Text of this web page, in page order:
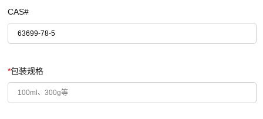
CAS#
*包装规格